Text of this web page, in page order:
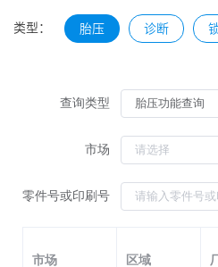
类型： 胎压 诊断